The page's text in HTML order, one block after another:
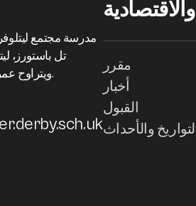
مدرسة مجتمع
تل باستورز،
ويتراوح عمر التلاميذ فيها بين 11 و18 عامًا.
والاقتصادية
مقرر
أخبار
القبول
التواريخ والأحداث